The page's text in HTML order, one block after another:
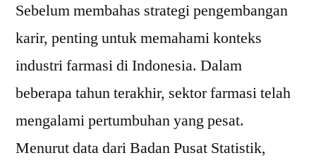
Sebelum membahas strategi pengembangan
karir, penting untuk memahami konteks
industri farmasi di Indonesia. Dalam
beberapa tahun terakhir, sektor farmasi telah
mengalami pertumbuhan yang pesat.
Menurut data dari Badan Pusat Statistik,